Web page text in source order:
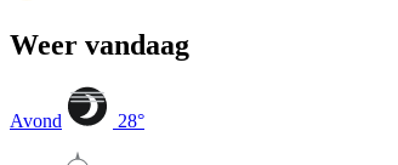
Weer vandaag
Avond 28°